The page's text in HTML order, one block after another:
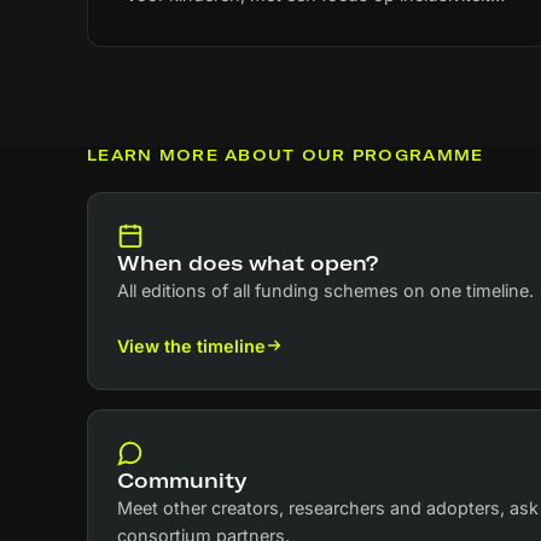
hoe immersieve ervaringen fantasie,
praktijkgericht artistiek onderzoek waarvoor
bibliotheken, ziekenhuizen en scholen. De
uitkomsten worden vertaald naar een
handboek, workshops en presentaties van
prototypen op internationale festivals.
LEARN MORE ABOUT OUR PROGRAMME
When does what open?
All editions of all funding schemes on one timeline.
View the timeline
Community
Meet other creators, researchers and adopters,
consortium partners.